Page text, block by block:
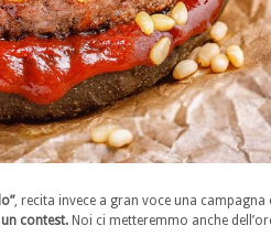
, recita invece a gran voce una campagna
contest. Noi ci metteremmo anche